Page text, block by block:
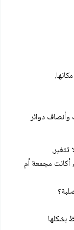
دوائر
تتغير.
أكانت مجمعة أم
بشكلها